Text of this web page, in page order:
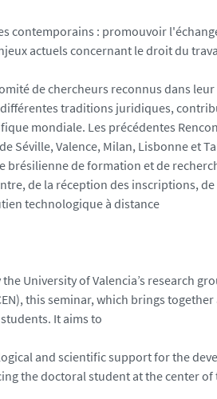
contemporains : promouvoir
actuels concernant le droit du
de chercheurs reconnus dans
traditions juridiques,
mondiale. Les précédentes
Séville, Valence, Milan, Lisbonne et
brésilienne de formation et de
de la réception des inscriptions,
technologique à distance
University of Valencia’s research
this seminar, which brings
It aims to
and scientific support for the
the doctoral student at the center